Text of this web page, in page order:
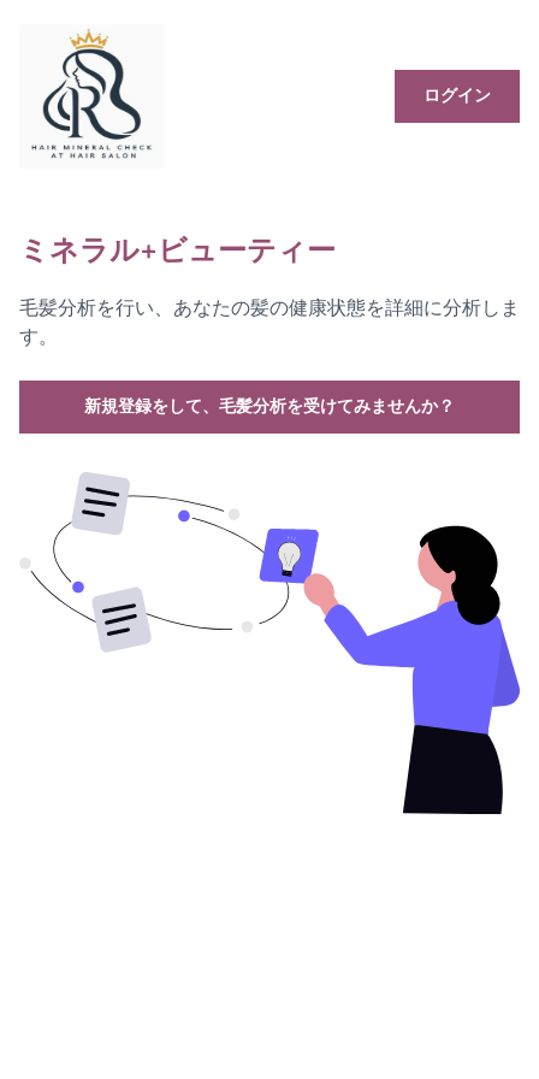
ログイン
ミネラル+ビューティー
毛髪分析を行い、あなたの髪の健康状態を詳細に分析しま
す。
新規登録をして、毛髪分析を受けてみませんか？